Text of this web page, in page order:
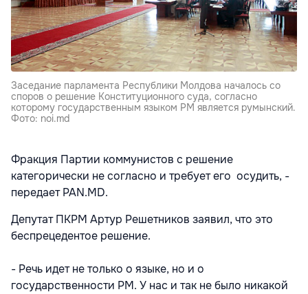
Заседание парламента Республики Молдова началось со
споров о решение Конституционного суда, согласно
которому государственным языком РМ является румынский.
Фото: noi.md
Фракция Партии коммунистов с решение
категорически не согласно и требует его осудить, -
передает PAN.MD.
Депутат ПКРМ Артур Решетников заявил, что это
беспрецедентое решение.
- Речь идет не только о языке, но и о
государственности РМ. У нас и так не было никакой